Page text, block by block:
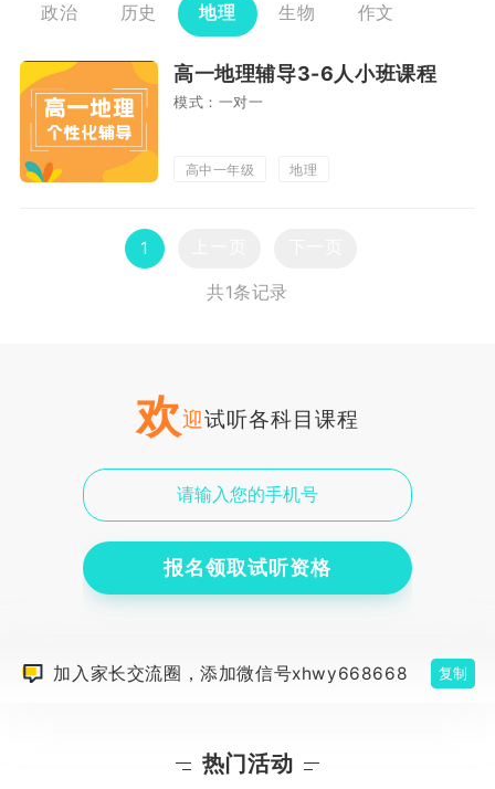
政治 历史 地理 生物 作文
高一地理辅导3-6人小班课程
模式：一对一
高中一年级 地理
1
共1条记录
欢迎试听各科目课程
报名领取试听资格
加入家长交流圈，添加微信号xhwy668668 复制
热门活动